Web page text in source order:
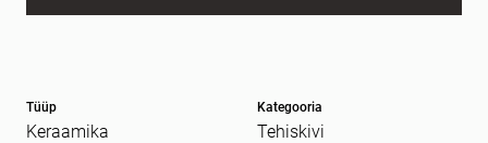
Tüüp
Keraamika
Kategooria
Tehiskivi
E-post